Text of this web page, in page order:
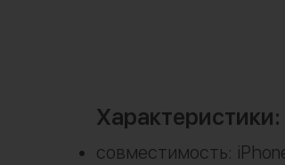
Характеристики:
совместимость: